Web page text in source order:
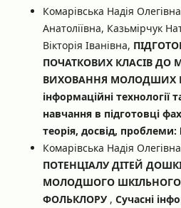
Комарівська Надія
Анатоліївна, Казьмірчук
Вікторія Іванівна,
ПОЧАТКОВИХ КЛАСІВ ДО
ВИХОВАННЯ МОЛОДШИХ
інформаційні технології
навчання в підготовці
теорія, досвід,
Комарівська Надія
ПОТЕНЦІАЛУ ДІТЕЙ
МОЛОДШОГО ШКІЛЬНОГО
ФОЛЬКЛОРУ , Сучасні